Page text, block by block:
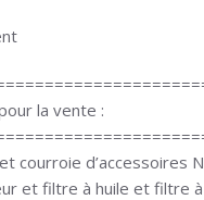
la vente :
courroie d’accessoires
et filtre à huile et filtre à